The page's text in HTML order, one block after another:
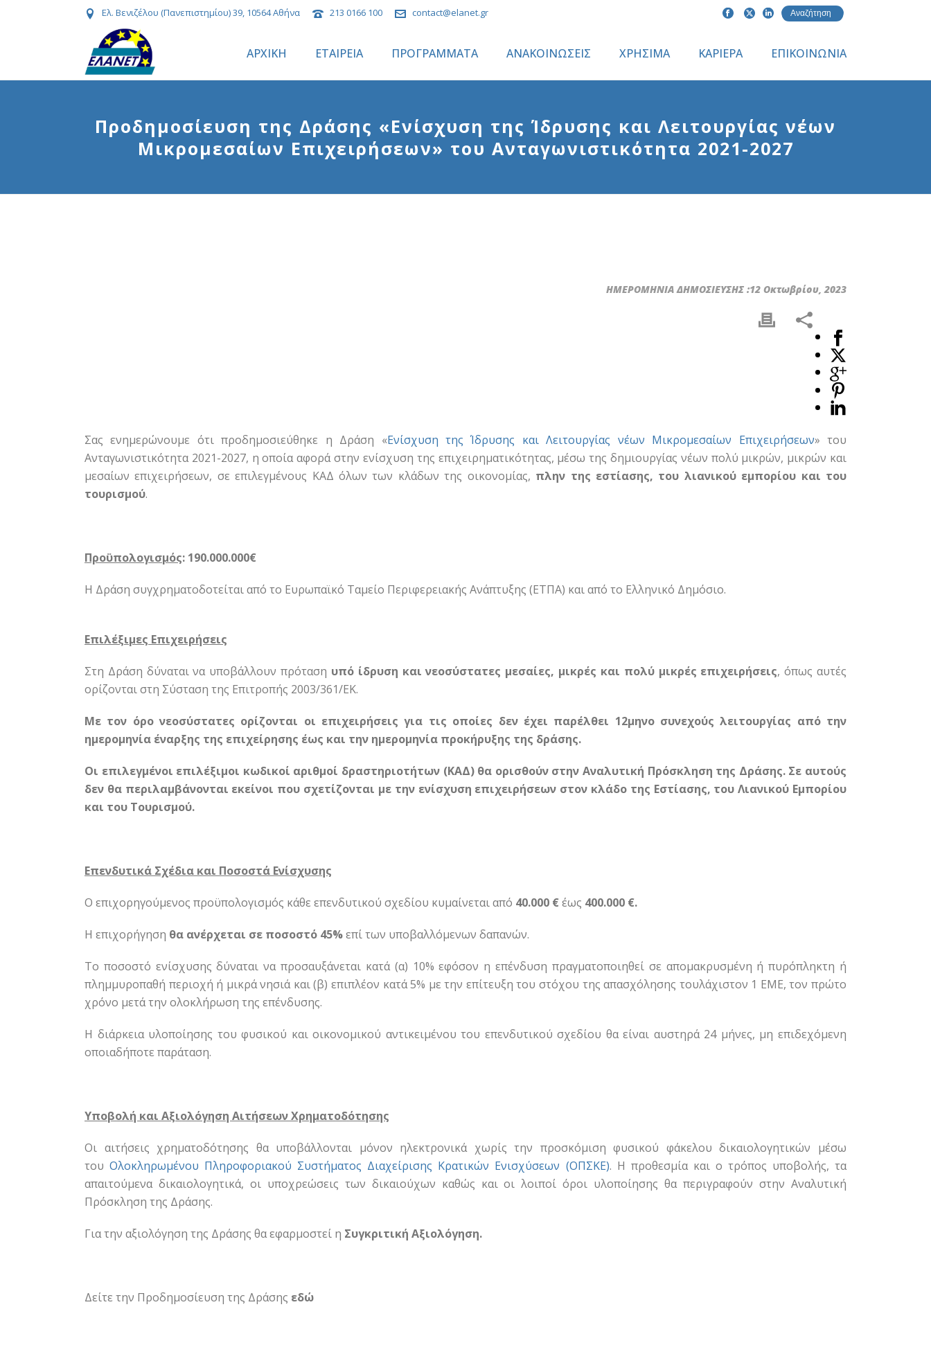
Ελ. Βενιζέλου (Πανεπιστημίου) 39, 10564 Αθήνα 213 0166 100 contact@elanet.gr
ΑΡΧΙΚΗ ΕΤΑΙΡΕΙΑ ΠΡΟΓΡΑΜΜΑΤΑ ΑΝΑΚΟΙΝΩΣΕΙΣ ΧΡΗΣΙΜΑ ΚΑΡΙΕΡΑ ΕΠΙΚΟΙΝΩΝΙΑ
Προδημοσίευση της Δράσης «Ενίσχυση της Ίδρυσης και Λειτουργίας νέων
Μικρομεσαίων Επιχειρήσεων» του Ανταγωνιστικότητα 2021-2027
ΗΜΕΡΟΜΗΝΙΑ ΔΗΜΟΣΙΕΥΣΗΣ :12 Οκτωβρίου, 2023
Σας ενημερώνουμε ότι προδημοσιεύθηκε η Δράση «Ενίσχυση της Ίδρυσης και Λειτουργίας νέων Μικρομεσαίων Επιχειρήσεων» του
Ανταγωνιστικότητα 2021-2027, η οποία αφορά στην ενίσχυση της επιχειρηματικότητας, μέσω της δημιουργίας νέων πολύ μικρών, μικρών και
μεσαίων επιχειρήσεων, σε επιλεγμένους ΚΑΔ όλων των κλάδων της οικονομίας, πλην της εστίασης, του λιανικού εμπορίου και του
τουρισμού.
Προϋπολογισμός: 190.000.000€
Η Δράση συγχρηματοδοτείται από το Ευρωπαϊκό Ταμείο Περιφερειακής Ανάπτυξης (ΕΤΠΑ) και από το Ελληνικό Δημόσιο.
Επιλέξιμες Επιχειρήσεις
Στη Δράση δύναται να υποβάλλουν πρόταση υπό ίδρυση και νεοσύστατες μεσαίες, μικρές και πολύ μικρές επιχειρήσεις, όπως αυτές
ορίζονται στη Σύσταση της Επιτροπής 2003/361/ΕΚ.
Με τον όρο νεοσύστατες ορίζονται οι επιχειρήσεις για τις οποίες δεν έχει παρέλθει 12μηνο συνεχούς λειτουργίας από την
ημερομηνία έναρξης της επιχείρησης έως και την ημερομηνία προκήρυξης της δράσης.
Οι επιλεγμένοι επιλέξιμοι κωδικοί αριθμοί δραστηριοτήτων (ΚΑΔ) θα ορισθούν στην Αναλυτική Πρόσκληση της Δράσης. Σε αυτούς
δεν θα περιλαμβάνονται εκείνοι που σχετίζονται με την ενίσχυση επιχειρήσεων στον κλάδο της Εστίασης, του Λιανικού Εμπορίου
και του Τουρισμού.
Επενδυτικά Σχέδια και Ποσοστά Ενίσχυσης
Ο επιχορηγούμενος προϋπολογισμός κάθε επενδυτικού σχεδίου κυμαίνεται από 40.000 €έως 400.000 €.
Η επιχορήγηση θα ανέρχεται σε ποσοστό 45%επί των υποβαλλόμενων δαπανών.
Το ποσοστό ενίσχυσης δύναται να προσαυξάνεται κατά (α) 10% εφόσον η επένδυση πραγματοποιηθεί σε απομακρυσμένη ή πυρόπληκτη ή
πλημμυροπαθή περιοχή ή μικρά νησιά και (β) επιπλέον κατά 5% με την επίτευξη του στόχου της απασχόλησης τουλάχιστον 1 ΕΜΕ, τον πρώτο
χρόνο μετά την ολοκλήρωση της επένδυσης.
Η διάρκεια υλοποίησης του φυσικού και οικονομικού αντικειμένου του επενδυτικού σχεδίου θα είναι αυστηρά 24 μήνες, μη επιδεχόμενη
οποιαδήποτε παράταση.
Υποβολή και Αξιολόγηση Αιτήσεων Χρηματοδότησης
Οι αιτήσεις χρηματοδότησης θα υποβάλλονται μόνον ηλεκτρονικά χωρίς την προσκόμιση φυσικού φάκελου δικαιολογητικών μέσω
του Ολοκληρωμένου Πληροφοριακού Συστήματος Διαχείρισης Κρατικών Ενισχύσεων (ΟΠΣΚΕ). Η προθεσμία και ο τρόπος υποβολής, τα
απαιτούμενα δικαιολογητικά, οι υποχρεώσεις των δικαιούχων καθώς και οι λοιποί όροι υλοποίησης θα περιγραφούν στην Αναλυτική
Πρόσκληση της Δράσης.
Για την αξιολόγηση της Δράσης θα εφαρμοστεί η Συγκριτική Αξιολόγηση.
Δείτε την Προδημοσίευση της Δράσης εδώ